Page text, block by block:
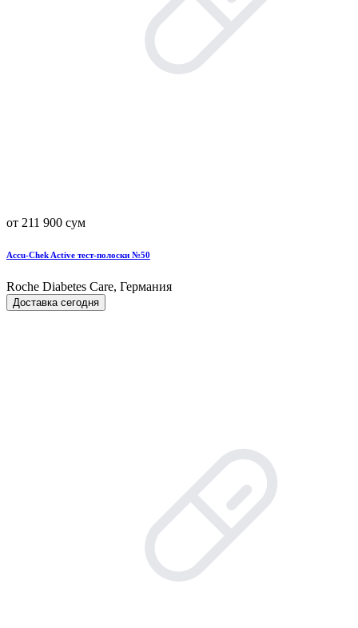
от 211 900 сум
Accu-Chek Active тест-полоски №50
Roche Diabetes Care, Германия
Доставка сегодня